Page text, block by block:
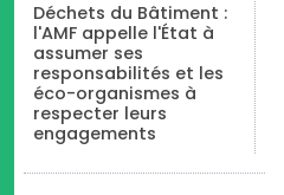
Déchets du Bâtiment :
l'AMF appelle l'État à
assumer ses
responsabilités et les
éco-organismes à
respecter leurs
engagements